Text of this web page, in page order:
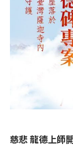
慈悲 龍德上師